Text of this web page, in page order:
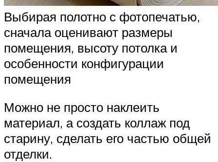
Выбирая полотно с фотопечатью,
сначала оценивают размеры
помещения, высоту потолка и
особенности конфигурации
помещения
Можно не просто наклеить
материал, а создать коллаж под
старину, сделать его частью общей
отделки.